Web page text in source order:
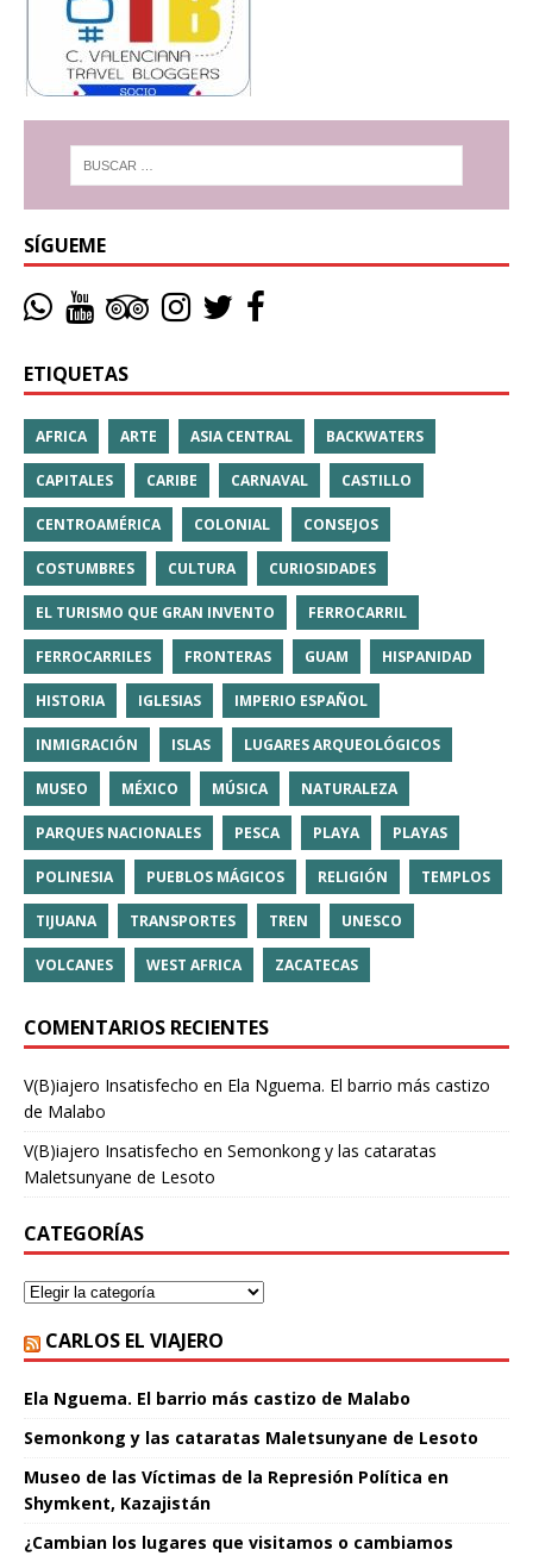
SÍGUEME
ETIQUETAS
AFRICA ARTE ASIA CENTRAL BACKWATERS
CAPITALES CARIBE CARNAVAL CASTILLO
CENTROAMÉRICA COLONIAL CONSEJOS
COSTUMBRES CULTURA CURIOSIDADES
EL TURISMO QUE GRAN INVENTO FERROCARRIL
FERROCARRILES FRONTERAS GUAM HISPANIDAD
HISTORIA IGLESIAS IMPERIO ESPAÑOL
INMIGRACIÓN ISLAS LUGARES ARQUEOLÓGICOS
MUSEO MÉXICO MÚSICA NATURALEZA
PARQUES NACIONALES PESCA PLAYA PLAYAS
POLINESIA PUEBLOS MÁGICOS RELIGIÓN TEMPLOS
TIJUANA TRANSPORTES TREN UNESCO
VOLCANES WEST AFRICA ZACATECAS
COMENTARIOS RECIENTES
V(B)iajero Insatisfecho en Ela Nguema. El barrio más castizo
de Malabo
V(B)iajero Insatisfecho en Semonkong y las cataratas
Maletsunyane de Lesoto
CATEGORÍAS
CARLOS EL VIAJERO
Ela Nguema. El barrio más castizo de Malabo
Semonkong y las cataratas Maletsunyane de Lesoto
Museo de las Víctimas de la Represión Política en
Shymkent, Kazajistán
¿Cambian los lugares que visitamos o cambiamos